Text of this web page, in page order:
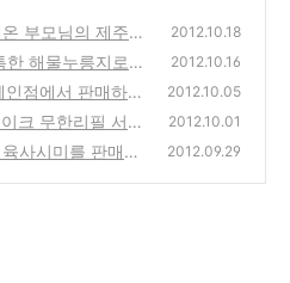
부모님의 제주도
, 가격, 견적, 일
2012.10.18
한 해물누릉지로
개 리뷰
(2)
2012.10.16
점에서 판매하는
후라이드 치킨 시
2012.10.05
크 무한리필 서비
2012.10.01
사시미를 판매하
2012.09.29